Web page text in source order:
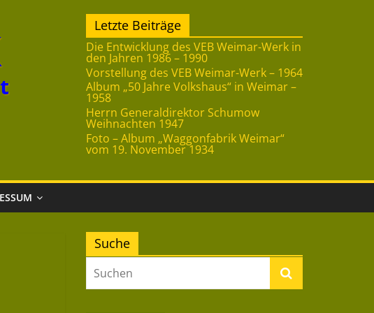
Letzte Beiträge
Die Entwicklung des VEB Weimar-Werk in
den Jahren 1986 – 1990
Vorstellung des VEB Weimar-Werk – 1964
Album „50 Jahre Volkshaus“ in Weimar –
1958
Herrn Generaldirektor Schumow
Weihnachten 1947
Foto – Album „Waggonfabrik Weimar“
vom 19. November 1934
Suche